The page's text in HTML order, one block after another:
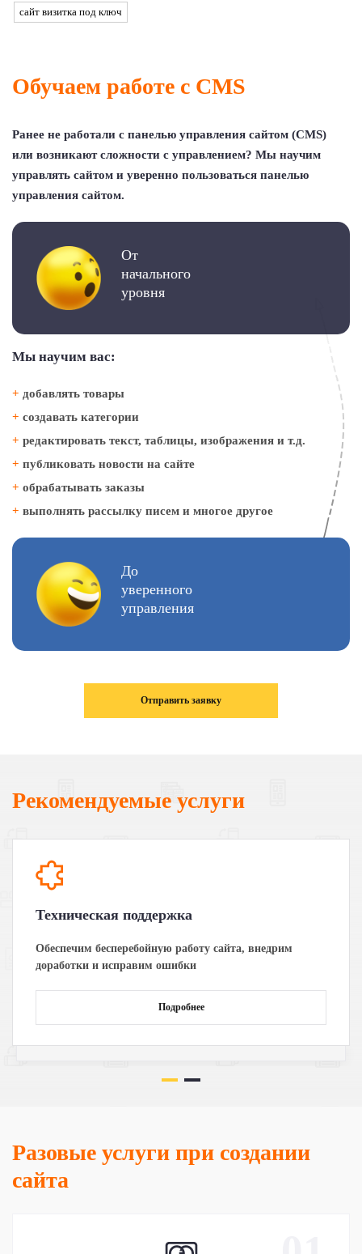
сайт визитка под ключ
Обучаем работе с CMS
Ранее не работали с панелью управления сайтом (CMS)
или возникают сложности с управлением? Мы научим
управлять сайтом и уверенно пользоваться панелью
управления сайтом.
От
начального
уровня
Мы научим вас:
+ добавлять товары
+ создавать категории
+ редактировать текст, таблицы, изображения и т.д.
+ публиковать новости на сайте
+ обрабатывать заказы
+ выполнять рассылку писем и многое другое
До
уверенного
управления
Отправить заявку
Рекомендуемые услуги
Техническая поддержка
Обеспечим бесперебойную работу сайта, внедрим
доработки и исправим ошибки
Подробнее
Разовые услуги при создании
сайта